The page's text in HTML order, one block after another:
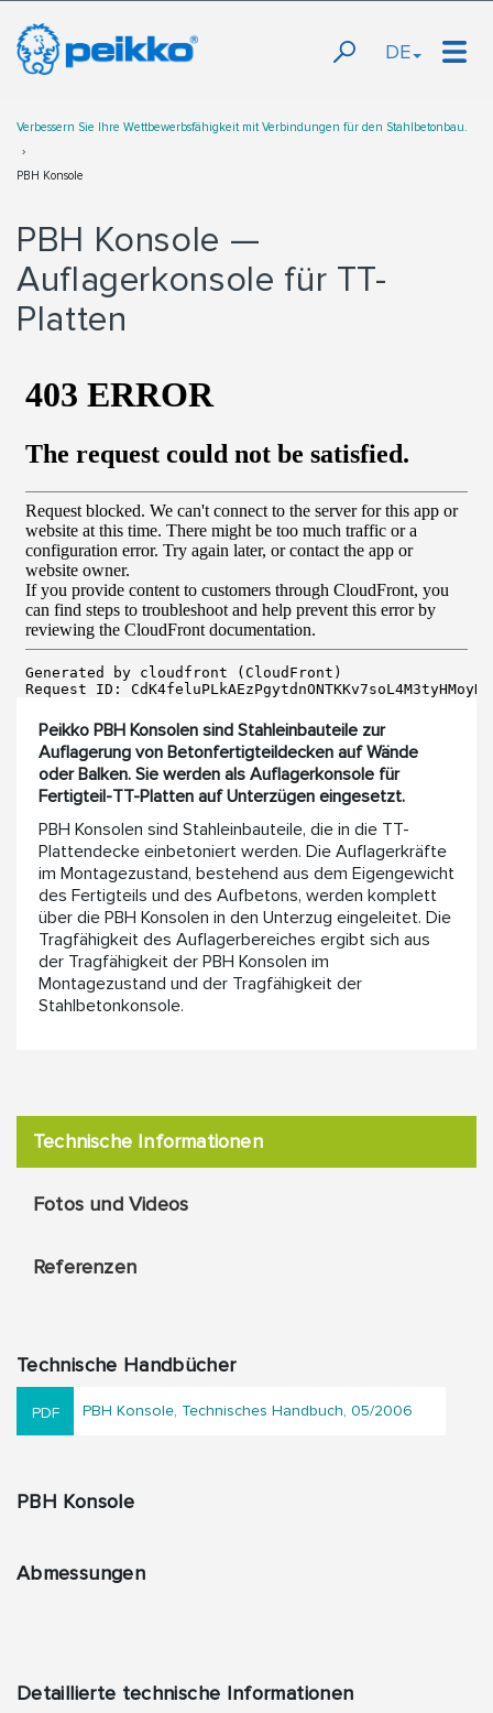
DE
Verbessern Sie Ihre Wettbewerbsfähigkeit mit Verbindungen für den Stahlbetonbau.
PBH Konsole
PBH Konsole —
Auflagerkonsole für TT-
Platten
Peikko PBH Konsolen sind Stahleinbauteile zur
Auflagerung von Betonfertigteildecken auf Wände
oder Balken. Sie werden als Auflagerkonsole für
Fertigteil-TT-Platten auf Unterzügen eingesetzt.
PBH Konsolen sind Stahleinbauteile, die in die TT-
Plattendecke einbetoniert werden. Die Auflagerkräfte
im Montagezustand, bestehend aus dem Eigengewicht
des Fertigteils und des Aufbetons, werden komplett
über die PBH Konsolen in den Unterzug eingeleitet. Die
Tragfähigkeit des Auflagerbereiches ergibt sich aus
der Tragfähigkeit der PBH Konsolen im
Montagezustand und der Tragfähigkeit der
Stahlbetonkonsole.
Technische Informationen
Fotos und Videos
Referenzen
Technische Handbücher
PBH Konsole, Technisches Handbuch, 05/2006
PBH Konsole
Abmessungen
Detaillierte technische Informationen